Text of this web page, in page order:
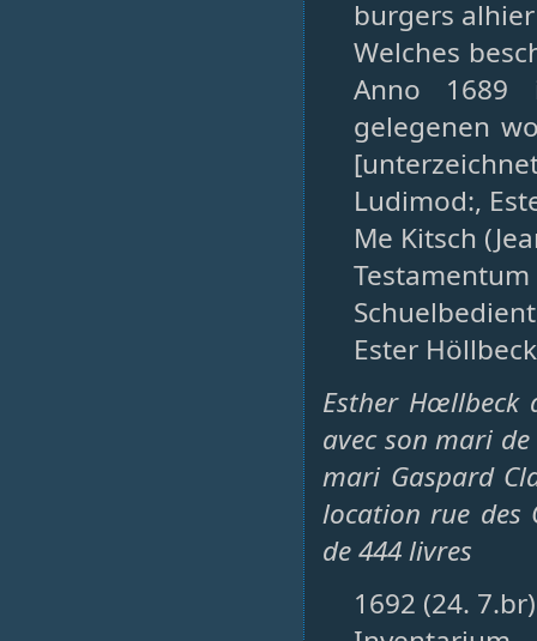
burgers
Welches
Anno 1689
gelegenen
Ludimod:,
Me Kitsch
Ester
Esther Hœllbeck
avec son mari
mari Gaspard
location rue des
de 444 livres
1692 (24.